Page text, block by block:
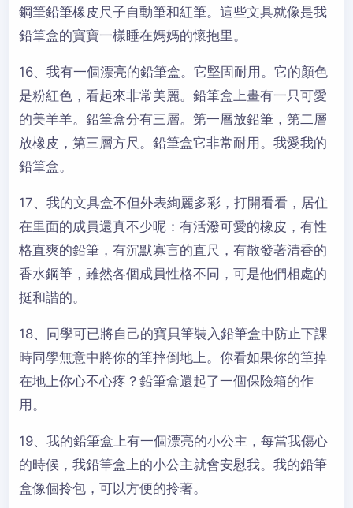
鋼筆鉛筆橡皮尺子自動筆和紅筆。這些文具就像是我
鉛筆盒的寶寶一樣睡在媽媽的懷抱里。
16、我有一個漂亮的鉛筆盒。它堅固耐用。它的顏色
是粉紅色，看起來非常美麗。鉛筆盒上畫有一只可愛
的美羊羊。鉛筆盒分有三層。第一層放鉛筆，第二層
放橡皮，第三層方尺。鉛筆盒它非常耐用。我愛我的
鉛筆盒。
17、我的文具盒不但外表絢麗多彩，打開看看，居住
在里面的成員還真不少呢：有活潑可愛的橡皮，有性
格直爽的鉛筆，有沉默寡言的直尺，有散發著清香的
香水鋼筆，雖然各個成員性格不同，可是他們相處的
挺和諧的。
18、同學可已將自己的寶貝筆裝入鉛筆盒中防止下課
時同學無意中將你的筆摔倒地上。你看如果你的筆掉
在地上你心不心疼？鉛筆盒還起了一個保險箱的作
用。
19、我的鉛筆盒上有一個漂亮的小公主，每當我傷心
的時候，我鉛筆盒上的小公主就會安慰我。我的鉛筆
盒像個拎包，可以方便的拎著。